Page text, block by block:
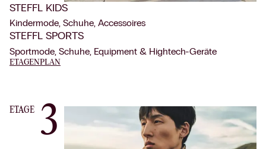
STEFFL KIDS
Kindermode, Schuhe, Accessoires
STEFFL SPORTS
Sportmode, Schuhe, Equipment & Hightech-Geräte
ETAGENPLAN
ETAGE 3